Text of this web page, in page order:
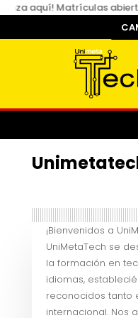
aquí! Matrículas
¡Bienvenidos a
UniMetaTech se
la formación en
idiomas,
reconocidos tanto
internacional. Nos